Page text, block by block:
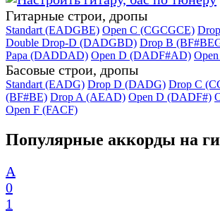
Гитарные строи, дропы
Standart (EADGBE) Open C (CGCGCE)
Double Drop-D (DADGBD) Drop B
Papa (DADDAD) Open D (DADF#AD)
Басовые строи, дропы
Standart (EADG) Drop D (DADG) Drop C
(BF#BE) Drop A (AEAD) Open D (DADF#)
Open F (FACF)
Популярные аккорды на
A
0
1